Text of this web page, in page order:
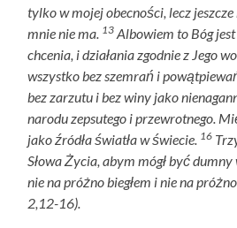
tylko w mojej obecności, lecz
mnie nie ma. 13 Albowiem to Bóg
chcenia, i działania zgodnie z Jego
wszystko bez szemrań i
bez zarzutu i bez winy jako
narodu zepsutego i przewrotnego.
jako źródła światła w świecie. 16
Słowa Życia, abym mógł być
nie na próżno biegłem i nie na
2,12-16).